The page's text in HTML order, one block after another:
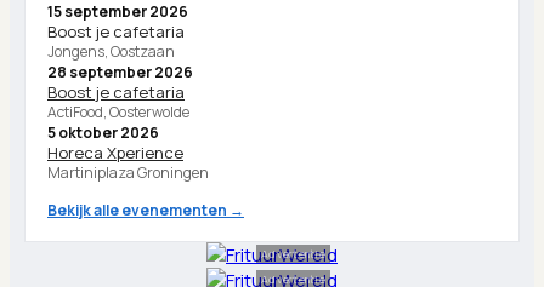
15 september 2026
Boost je cafetaria
Jongens, Oostzaan
28 september 2026
Boost je cafetaria
ActiFood, Oosterwolde
5 oktober 2026
Horeca Xperience
Martiniplaza Groningen
Bekijk alle evenementen →
Advertentie
Advertentie